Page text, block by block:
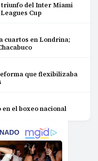
triunfo del Inter Miami
Cup
cuartos en Londrina;
que flexibilizaba
el boxeo nacional